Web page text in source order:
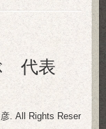
代表
. All Rights Reser